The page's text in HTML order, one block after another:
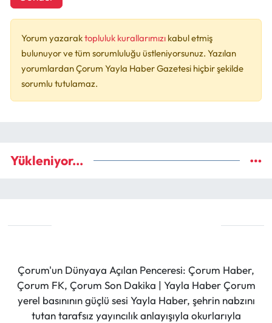
Yorum yazaraktopluluk kurallarımızı kabul etmiş
bulunuyor ve tüm sorumluluğu üstleniyorsunuz. Yazılan
yorumlardan Çorum Yayla Haber Gazetesi hiçbir şekilde
sorumlu tutulamaz.
Yükleniyor...
Çorum'un Dünyaya Açılan Penceresi: Çorum Haber,
Çorum FK, Çorum Son Dakika | Yayla Haber Çorum
yerel basınının güçlü sesi Yayla Haber, şehrin nabzını
tutan tarafsız yayıncılık anlayışıyla okurlarıyla